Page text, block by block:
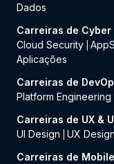
Dados
Carreiras de Cyber
Cloud Security
Aplicações
Carreiras de
Platform Engineering
Carreiras de UX &
UI Design
UX Design
Carreiras de